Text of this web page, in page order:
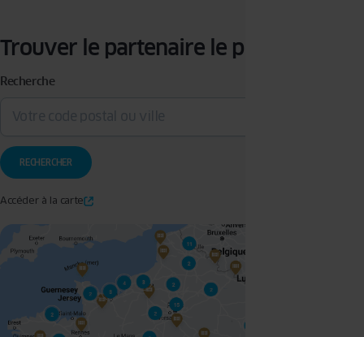
Trouver le partenaire le plus proche
Recherche
Accéder à la carte